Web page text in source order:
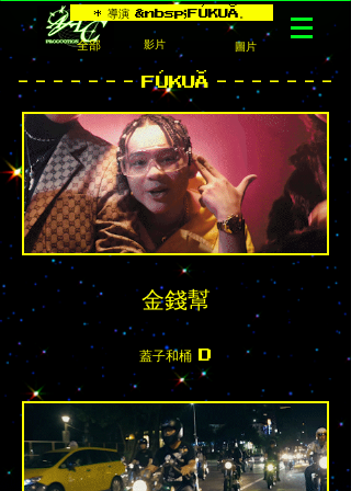
* 導演 &nbsp;FÚKUӐ。
全部 影片 圖片
- - - - - - -FÚKUӐ - - - - - - -
金錢幫
蓋子和桶 D